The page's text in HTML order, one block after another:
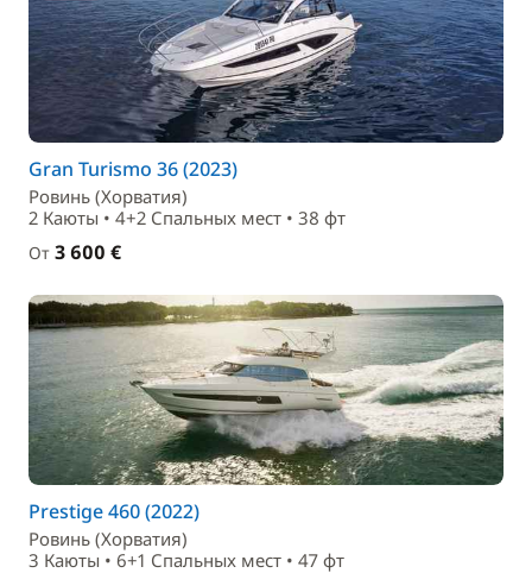
Gran Turismo 36 (2023)
Ровинь (Хорватия)
2 Каюты • 4+2 Спальныx мест • 38 фт
От 3 600 €
Prestige 460 (2022)
Ровинь (Хорватия)
3 Каюты • 6+1 Спальныx мест • 47 фт